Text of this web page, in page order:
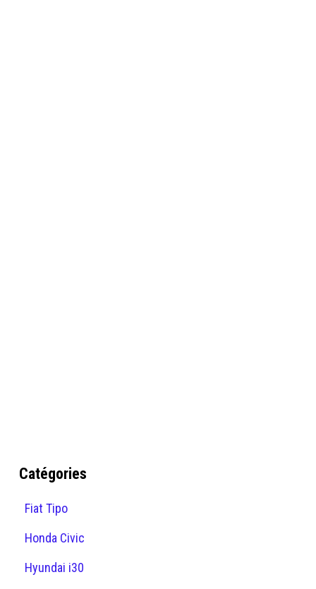
Catégories
Fiat Tipo
Honda Civic
Hyundai i30